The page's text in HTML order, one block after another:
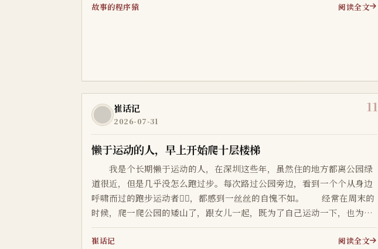
故事的程序猿 阅读全文
11
崔话记
2026-07-31
懒于运动的人，早上开始爬十层楼梯
我是个长期懒于运动的人，在深圳这些年，虽然住的地方都离公园绿
道很近，但是几乎没怎么跑过步。每次路过公园旁边，看到一个个从身边
呼啸而过的跑步运动者🏃‍♀️，都感到一丝丝的自愧不如。 经常在周末的
时候，爬一爬公园的矮山了，跟女儿一起，既为了自己运动一下，也为了
拉女儿出来户外运动一下。踏几百级石阶，垂直爬升高度一百二十多米就
到山顶了，既不那么...
崔话记 阅读全文